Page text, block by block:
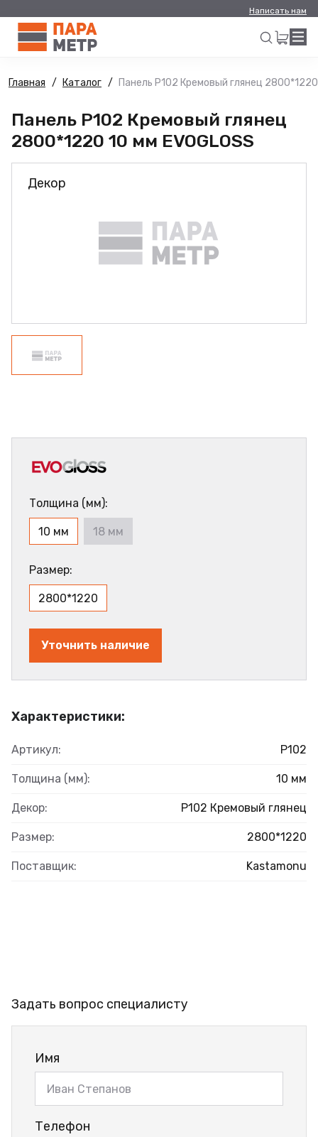
Написать нам
Искать
Главная Каталог Панель Р102 Кремовый глянец 2800*1220
Панель Р102 Кремовый глянец
2800*1220 10 мм EVOGLOSS
Декор
Характеристики:
Артикул: Р102
Толщина (мм): 10 мм
Декор: Р102 Кремовый глянец
Размер: 2800*1220
Поставщик: Kastamonu
Толщина (мм):
10 мм 18 мм
Размер:
2800*1220
Уточнить наличие
Задать вопрос специалисту
Имя
Телефон